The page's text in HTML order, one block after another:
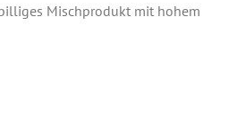
Mischprodukt mit hohem